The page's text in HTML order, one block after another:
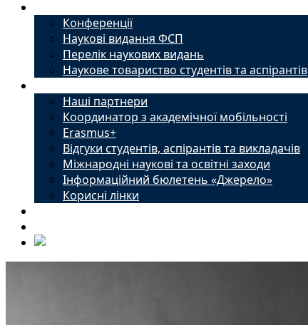
Конференції
Наукові видання ФСП
Перелік наукових видань
Наукове товариство студентів та аспірантів
Наші партнери
Координатор з академічної мобільності
Erasmus+
Відгуки студентів, аспірантів та викладачів
Міжнародні наукові та освітні заходи
Інформаційний бюлетень «Джерело»
Корисні лінки